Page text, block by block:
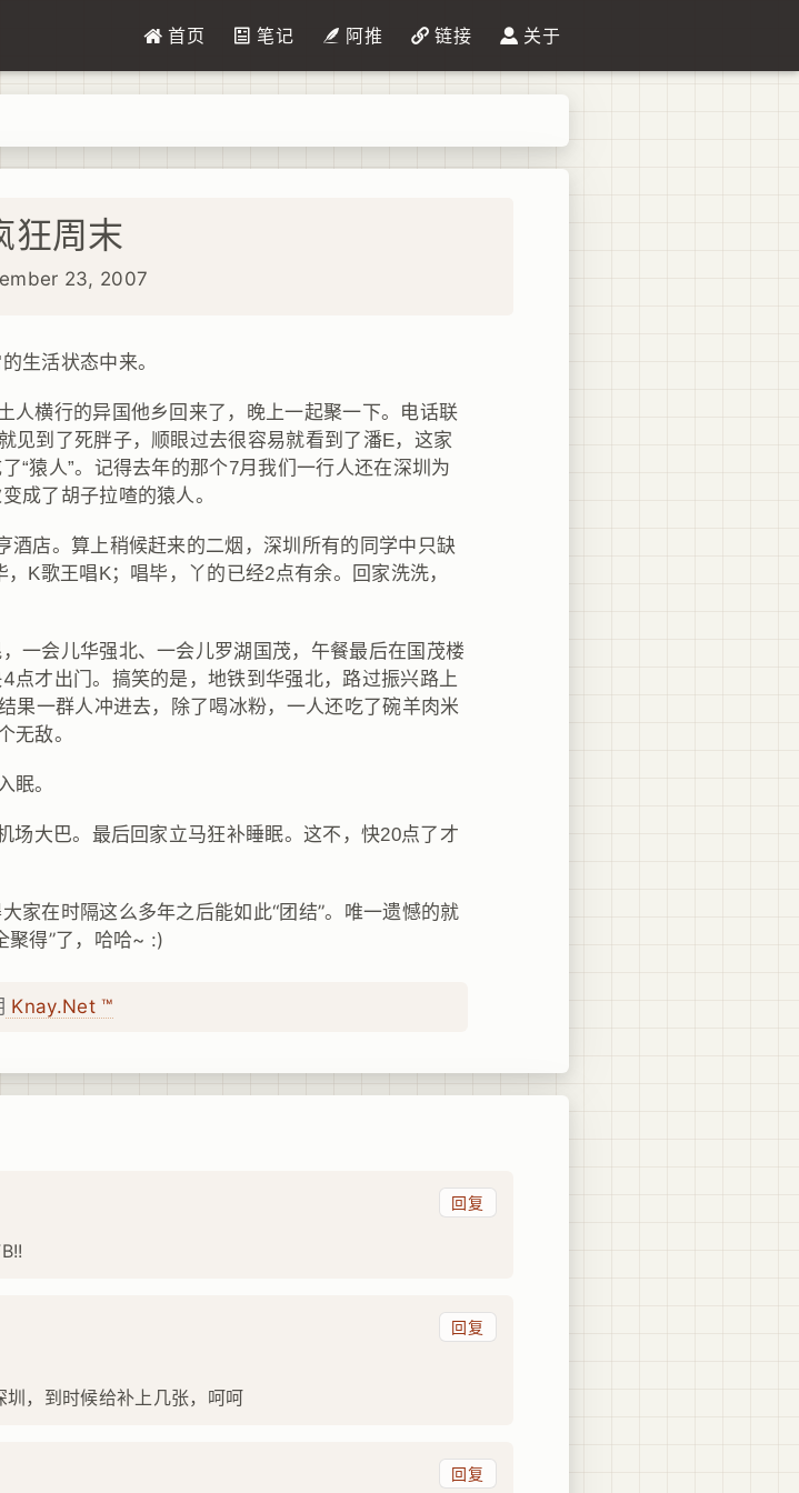
首页 笔记 阿推 链接 关于
狂周末
23, 2007
生活状态中来。
人横行的异国他乡回来了，晚上一起聚一下。电话联
见到了死胖子，顺眼过去很容易就看到了潘E，这家
“猿人”。记得去年的那个7月我们一行人还在深圳为
成了胡子拉喳的猿人。
酒店。算上稍候赶来的二烟，深圳所有的同学中只缺
K歌王唱K；唱毕，丫的已经2点有余。回家洗洗，
一会儿华强北、一会儿罗湖国茂，午餐最后在国茂楼
点才出门。搞笑的是，地铁到华强北，路过振兴路上
果一群人冲进去，除了喝冰粉，一人还吃了碗羊肉米
无敌。
眠。
场大巴。最后回家立马狂补睡眠。这不，快20点了才
家在时隔这么多年之后能如此“团结”。唯一遗憾的就
聚得”了，哈哈~ :)
Knay.Net ™
回复
回复
，到时候给补上几张，呵呵
回复